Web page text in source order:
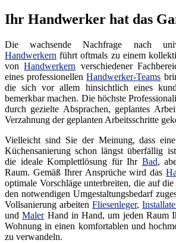
Ihr Handwerker hat das
Die wachsende Nachfrage nach
Handwerkern führt oftmals zu einem
vonHandwerkern verschiedener
eines professionellenHandwerker-Teams
die sich vor allem hinsichtlich eines
bemerkbar machen. Die höchste
durch gezielte Absprachen, geplantes
Verzahnung der geplanten Arbeitsschritte
Vielleicht sind Sie der Meinung, dass
Küchensanierung schon längst überfällig
die ideale Komplettlösung für Ihr Bad,
Raum. Gemäß Ihrer Ansprüche wird das
optimale Vorschläge unterbreiten, die auf
den notwendigen Umgestaltungsbedarf
Vollsanierung arbeiten Fliesenleger,
undMalerHand in Hand, um jeden Raum
Wohnung in einen komfortablen und
zu verwandeln.